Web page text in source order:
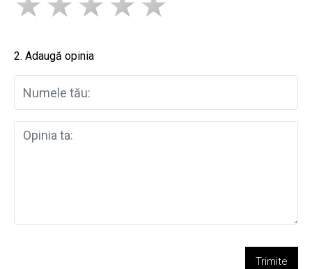
2. Adaugă opinia
Trimite